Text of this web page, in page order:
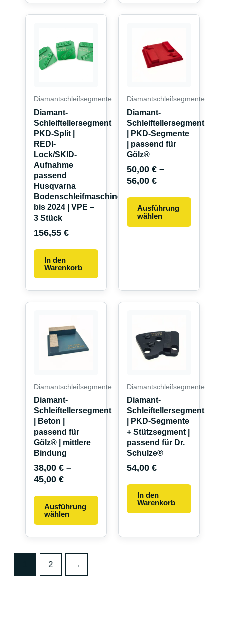
Diamantschleifsegmente
Diamant-
Schleiftellersegment
PKD-Split |
REDI-
Lock/SKID-
Aufnahme
passend
Husqvarna
Bodenschleifmaschinen
bis 2024 | VPE –
3 Stück
156,55€
In den
Warenkorb
Diamantschleifsegmente
Diamant-
Schleiftellersegment
| PKD-Segmente
| passend für
Gölz®
50,00 € –
56,00 €
Ausführung
wählen
Die
können
Diamantschleifsegmente
Diamant-
Schleiftellersegment
| Beton |
passend für
Gölz® | mittlere
Bindung
38,00€ –
45,00€
Ausführung
wählen
Die
Optionen
können
Produktseite
Diamantschleifsegmente
Diamant-
Schleiftellersegment
| PKD-Segmente
+ Stützsegment |
passend für Dr.
Schulze®
54,00 €
In den
Warenkorb
2 →